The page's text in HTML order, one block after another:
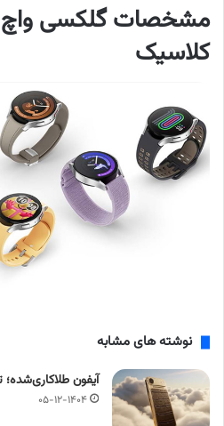
کلاسیک
نوشته های مشابه
آیفون
۰۵-۱۲-۱۴۰۴